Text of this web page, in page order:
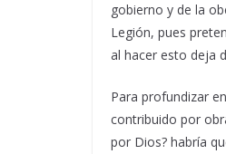
gobierno y de la
Legión, pues
al hacer esto deja
Para profundizar
contribuido por
por Dios? habría